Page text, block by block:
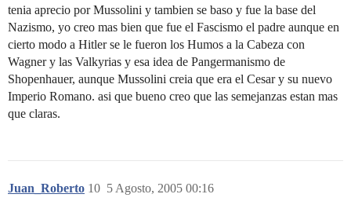
tenia aprecio por Mussolini y tambien se baso y fue la base del
Nazismo, yo creo mas bien que fue el Fascismo el padre aunque en
cierto modo a Hitler se le fueron los Humos a la Cabeza con
Wagner y las Valkyrias y esa idea de Pangermanismo de
Shopenhauer, aunque Mussolini creia que era el Cesar y su nuevo
Imperio Romano. asi que bueno creo que las semejanzas estan mas
que claras.
Juan_Roberto 5 Agosto, 2005 00:16
10